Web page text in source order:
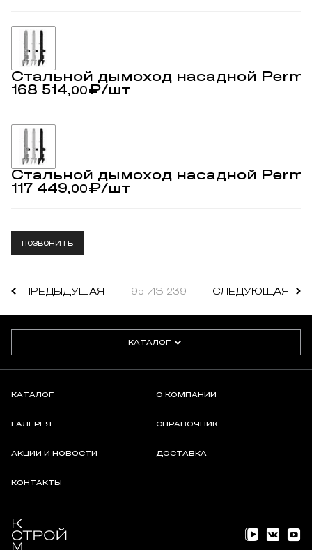
Стальной дымоход насадной
168 514,00₽/шт
Стальной дымоход насадной
117 449,00₽/шт
ПОЗВОНИТЬ
ПРЕДЫДУШАЯ 95 ИЗ 239 СЛЕДУЮЩАЯ
КАТАЛОГ
КАТАЛОГ О КОМПАНИИ
ГАЛЕРЕЯ СПРАВОЧНИК
АКЦИИ И НОВОСТИ ДОСТАВКА
КОНТАКТЫ